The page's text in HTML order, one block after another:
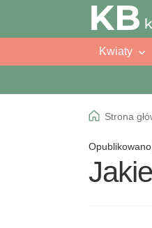
Przejdź
do
Przejdź
do
Kwiaty
Strona
Opublikowano